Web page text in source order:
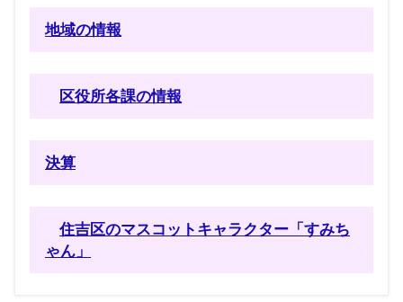
地域の情報
区役所各課の情報
決算
住吉区のマスコットキャラクター「すみち
ゃん」